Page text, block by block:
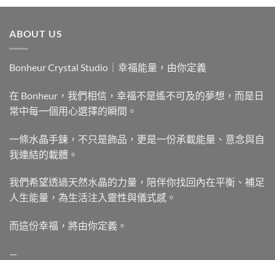
ABOUT US
Bonheur Crystal Studio｜幸福能量，由你定義
在 Bonheur，我們相信，幸福不是遙不可及的夢想，而是日
常中每一個用心選擇的瞬間。
一條水晶手鍊，不只是飾品，更是一份承載能量、意念與自
我連結的載體。
我們希望透過天然水晶的力量，陪伴你找回內在平衡、補足
人生能量，為生活注入靈性與儀式感。
而這份幸福，將由你定義。
—